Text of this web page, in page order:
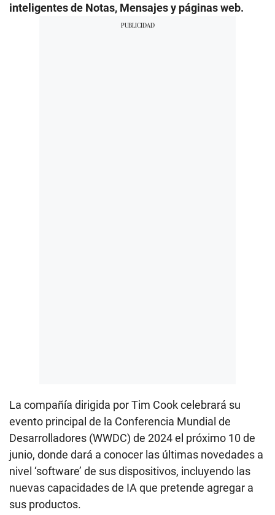
inteligentes de Notas, Mensajes y páginas web.
La compañía dirigida por Tim Cook celebrará su
evento principal de la Conferencia Mundial de
Desarrolladores (WWDC) de 2024 el próximo 10 de
junio, donde dará a conocer las últimas novedades a
nivel ‘software’ de sus dispositivos, incluyendo las
nuevas capacidades de IA que pretende agregar a
sus productos.